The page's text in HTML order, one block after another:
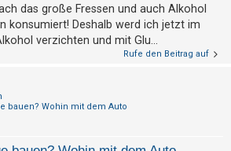
das große Fressen und auch Alkohol
konsumiert! Deshalb werd ich jetzt im
verzichten und mit Glu...
Rufe den Beitrag auf
bauen? Wohin mit dem Auto